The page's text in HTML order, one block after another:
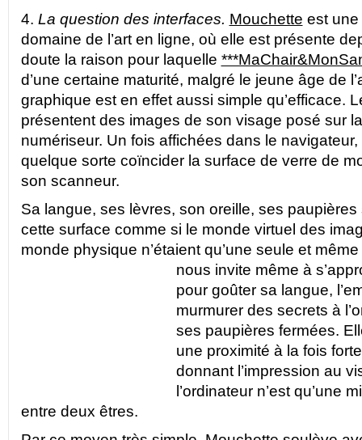
4. La question des interfaces. Mouchette est
domaine de l’art en ligne, où elle est présente
doute la raison pour laquelle
d’une certaine maturité, malgré le jeune âge de
graphique est en effet aussi simple qu’efficace.
présentent des images de son visage posé sur la
numériseur. Un fois affichées dans le
quelque sorte coïncider la surface de verre de
son scanneur.
Sa langue, ses lèvres, son oreille, ses
cette surface comme si le monde virtuel des
monde physique n’étaient qu’une seule et
nous invite même à
pour goûter sa langue,
murmurer des secrets à
ses paupières fermées.
une proximité à la fois
donnant l’impression au
l’ordinateur n’est qu’une
entre deux êtres.